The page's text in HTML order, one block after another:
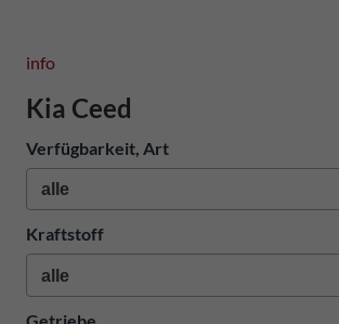
info
Kia Ceed
Verfügbarkeit, Art
Kraftstoff